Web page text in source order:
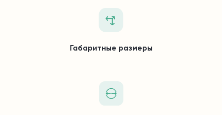
Габаритные размеры